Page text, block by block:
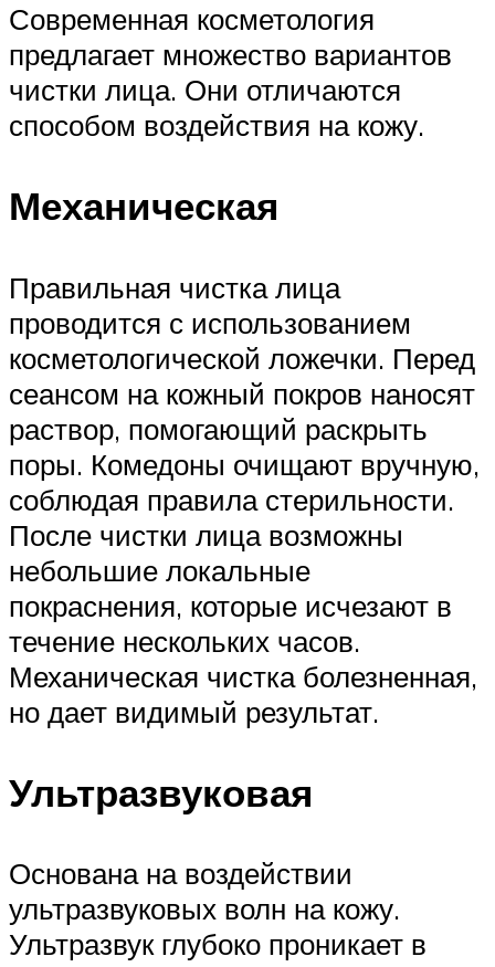
Современная косметология
предлагает множество вариантов
чистки лица. Они отличаются
способом воздействия на кожу.
Механическая
Правильная чистка лица
проводится с использованием
косметологической ложечки. Перед
сеансом на кожный покров наносят
раствор, помогающий раскрыть
поры. Комедоны очищают вручную,
соблюдая правила стерильности.
После чистки лица возможны
небольшие локальные
покраснения, которые исчезают в
течение нескольких часов.
Механическая чистка болезненная,
но дает видимый результат.
Ультразвуковая
Основана на воздействии
ультразвуковых волн на кожу.
Ультразвук глубоко проникает в